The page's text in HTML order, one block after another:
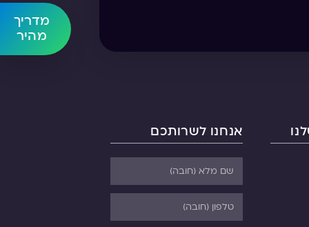
מדריך
מהיר
אנחנו לשרותכם